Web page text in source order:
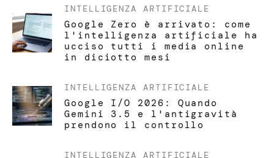
INTELLIGENZA ARTIFICIALE
Google Zero è arrivato: come
l'intelligenza artificiale ha
ucciso tutti i media online
in diciotto mesi
INTELLIGENZA ARTIFICIALE
Google I/O 2026: Quando
Gemini 3.5 e l'antigravità
prendono il controllo
INTELLIGENZA ARTIFICIALE